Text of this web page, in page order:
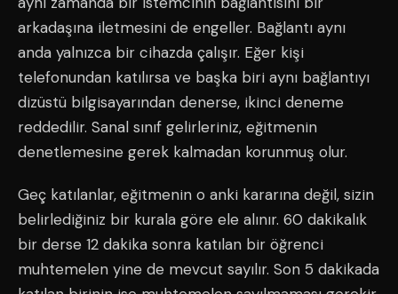
arkadaşına iletmesini de engeller. Bağlantı aynı
anda yalnızca bir cihazda çalışır. Eğer kişi
telefonundan katılırsa ve başka biri aynı bağlantıyı
dizüstü bilgisayarından denerse, ikinci deneme
reddedilir. Sanal sınıf gelirleriniz, eğitmenin
denetlemesine gerek kalmadan korunmuş olur.
Geç katılanlar, eğitmenin o anki kararına değil, sizin
belirlediğiniz bir kurala göre ele alınır. 60 dakikalık
bir derse 12 dakika sonra katılan bir öğrenci
muhtemelen yine de mevcut sayılır. Son 5 dakikada